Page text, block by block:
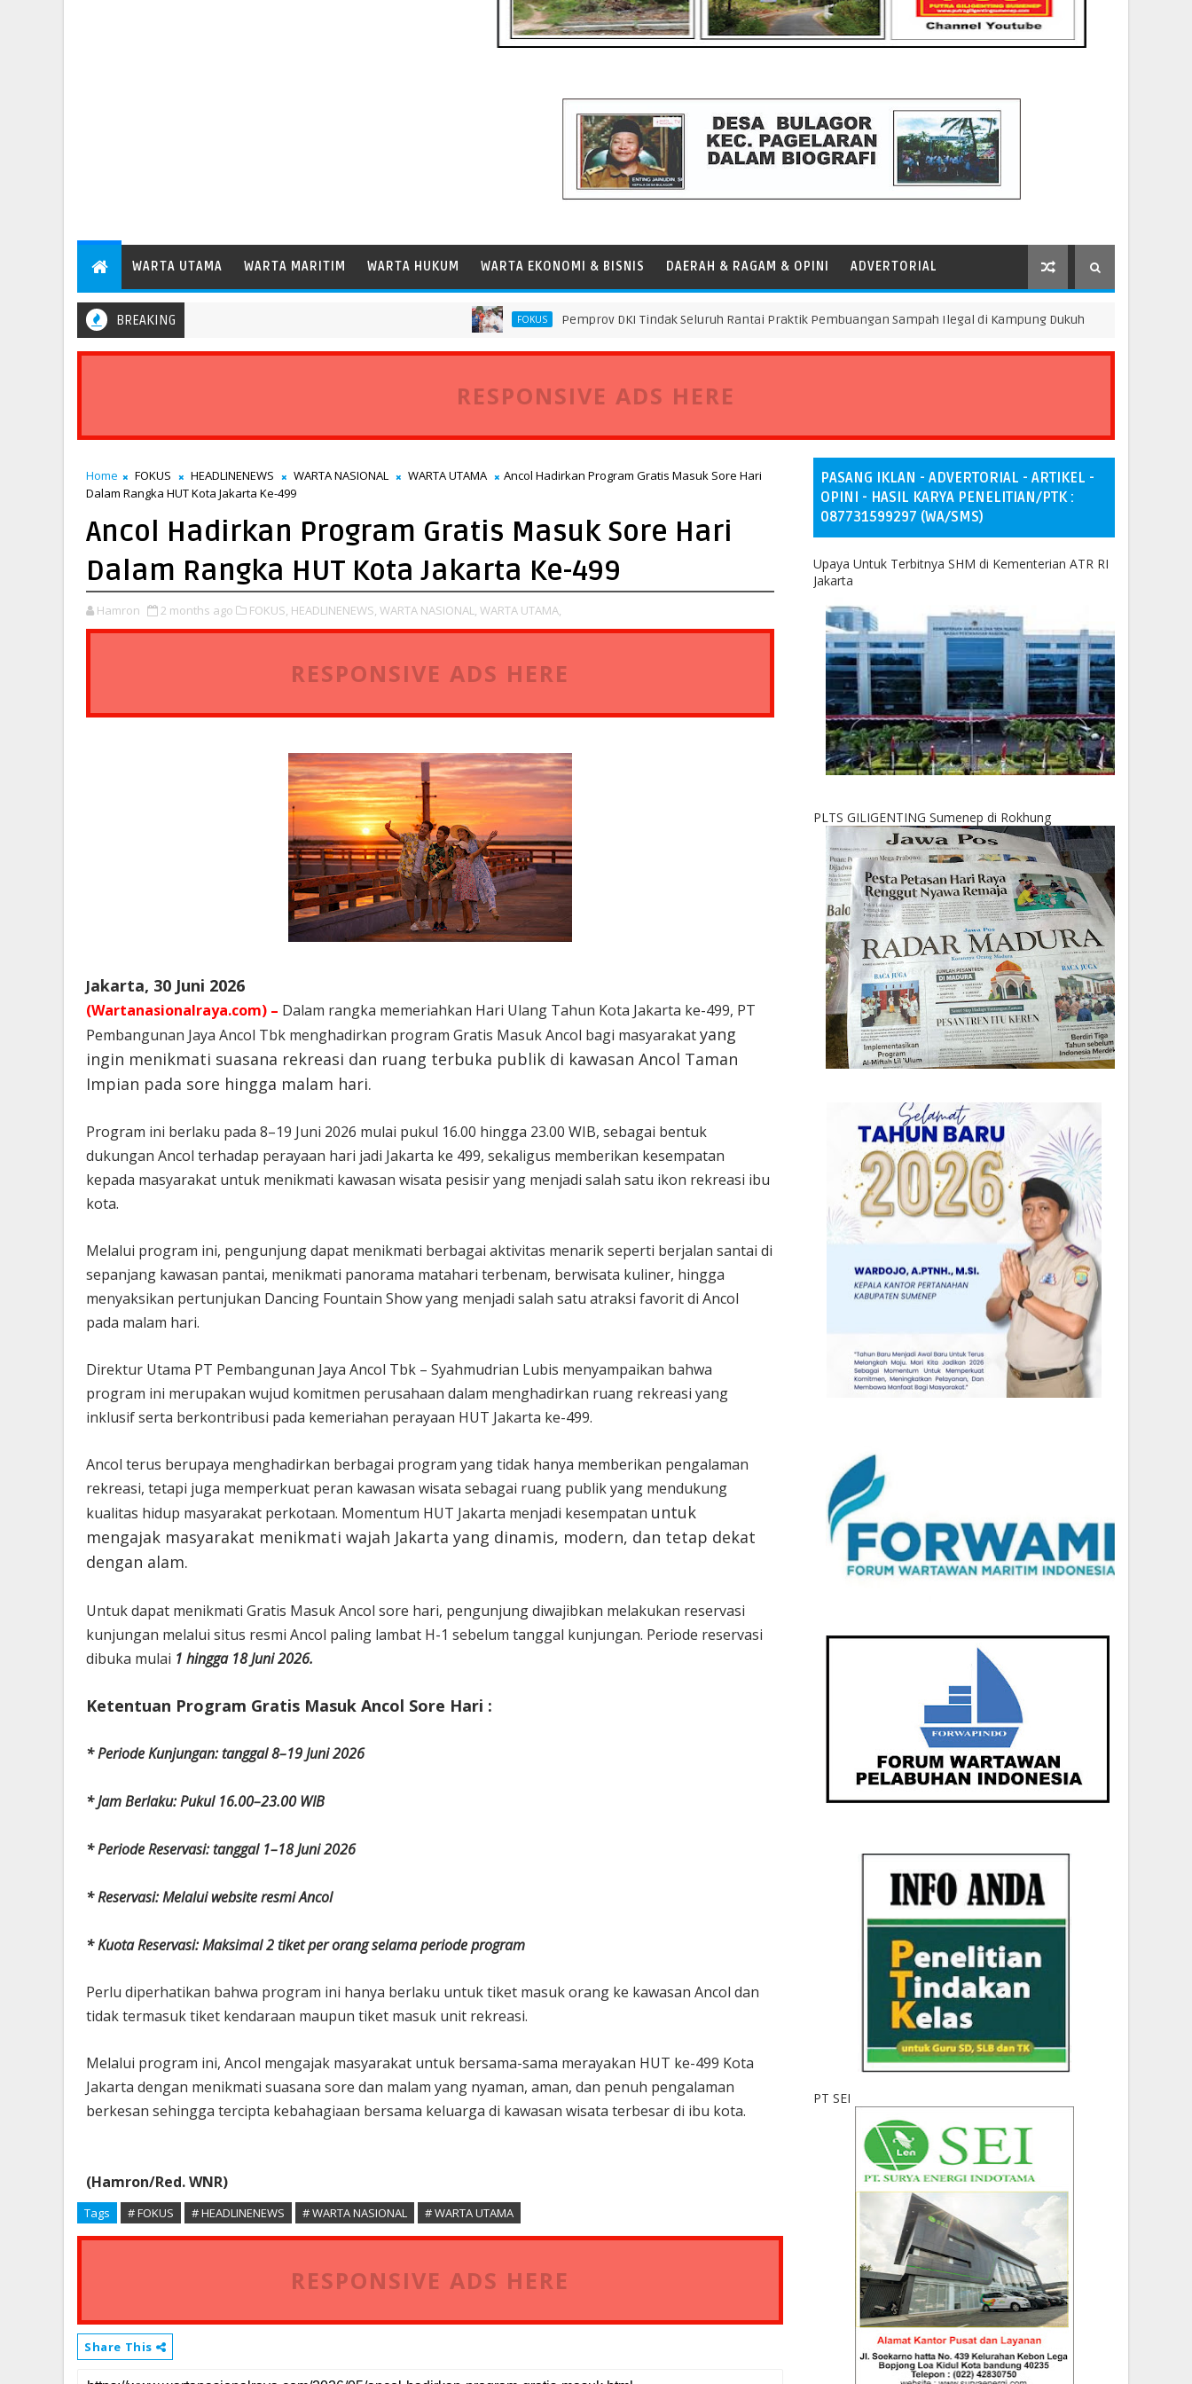
WARTA UTAMA WARTA MARITIM WARTA HUKUM WARTA EKONOMI & BISNIS DAERAH & RAGAM & OPINI ADVERTORIAL
BREAKING FOKUS Pemprov DKI Tindak Seluruh Rantai Praktik Pembuangan Sampah Ilegal di Kampung Dukuh
RESPONSIVE ADS HERE
Home FOKUS HEADLINENEWS WARTA NASIONAL WARTA UTAMA
Ancol Hadirkan Program Gratis Masuk Sore Hari
Dalam Rangka HUT Kota Jakarta Ke-499
Ancol Hadirkan Program Gratis Masuk Sore Hari
Dalam Rangka HUT Kota Jakarta Ke-499
Hamron 2 months ago FOKUS, HEADLINENEWS, WARTA NASIONAL, WARTA UTAMA,
RESPONSIVE ADS HERE
Jakarta, 30 Juni 2026
(Wartanasionalraya.com) – Dalam rangka memeriahkan Hari Ulang Tahun Kota Jakarta ke-499, PT
Pembangunan Jaya Ancol Tbk menghadirkan program Gratis Masuk Ancol bagi masyarakatyang
ingin menikmati suasana rekreasi dan ruang terbuka publik di kawasan Ancol Taman
Impian pada sore hingga malam hari.
Program ini berlaku pada 8–19 Juni 2026 mulai pukul 16.00 hingga 23.00 WIB, sebagai bentuk
dukungan Ancol terhadap perayaan hari jadi Jakarta ke 499, sekaligus memberikan kesempatan
kepada masyarakat untuk menikmati kawasan wisata pesisir yang menjadi salah satu ikon rekreasi ibu
kota.
Melalui program ini, pengunjung dapat menikmati berbagai aktivitas menarik seperti berjalan santai di
sepanjang kawasan pantai, menikmati panorama matahari terbenam, berwisata kuliner, hingga
menyaksikan pertunjukan Dancing Fountain Show yang menjadi salah satu atraksi favorit di Ancol
pada malam hari.
Direktur Utama PT Pembangunan Jaya Ancol Tbk – Syahmudrian Lubis menyampaikan bahwa
program ini merupakan wujud komitmen perusahaan dalam menghadirkan ruang rekreasi yang
inklusif serta berkontribusi pada kemeriahan perayaan HUT Jakarta ke-499.
Ancol terus berupaya menghadirkan berbagai program yang tidak hanya memberikan pengalaman
rekreasi, tetapi juga memperkuat peran kawasan wisata sebagai ruang publik yang mendukung
kualitas hidup masyarakat perkotaan. Momentum HUT Jakarta menjadi kesempatan untuk
mengajak masyarakat menikmati wajah Jakarta yang dinamis, modern, dan tetap dekat
dengan alam.
Untuk dapat menikmati Gratis Masuk Ancol sore hari, pengunjung diwajibkan melakukan reservasi
kunjungan melalui situs resmi Ancol paling lambat H-1 sebelum tanggal kunjungan. Periode reservasi
dibuka mulai 1 hingga 18 Juni 2026.
Ketentuan Program Gratis Masuk Ancol Sore Hari :
* Periode Kunjungan: tanggal 8–19 Juni 2026
* Jam Berlaku: Pukul 16.00–23.00 WIB
* Periode Reservasi: tanggal 1–18 Juni 2026
* Reservasi: Melalui website resmi Ancol
* Kuota Reservasi: Maksimal 2 tiket per orang selama periode program
Perlu diperhatikan bahwa program ini hanya berlaku untuk tiket masuk orang ke kawasan Ancol dan
tidak termasuk tiket kendaraan maupun tiket masuk unit rekreasi.
Melalui program ini, Ancol mengajak masyarakat untuk bersama-sama merayakan HUT ke-499 Kota
Jakarta dengan menikmati suasana sore dan malam yang nyaman, aman, dan penuh pengalaman
berkesan sehingga tercipta kebahagiaan bersama keluarga di kawasan wisata terbesar di ibu kota.
(Hamron/Red. WNR)
Tags # FOKUS # HEADLINENEWS # WARTA NASIONAL # WARTA UTAMA
RESPONSIVE ADS HERE
Share This
PASANG IKLAN - ADVERTORIAL - ARTIKEL -
OPINI - HASIL KARYA PENELITIAN/PTK :
087731599297 (WA/SMS)
Upaya Untuk Terbitnya SHM di Kementerian ATR RI
Jakarta
PLTS GILIGENTING Sumenep di Rokhung
PT SEI